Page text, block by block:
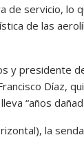
de servicio, lo
de las
y presidente
Díaz,
“años
la